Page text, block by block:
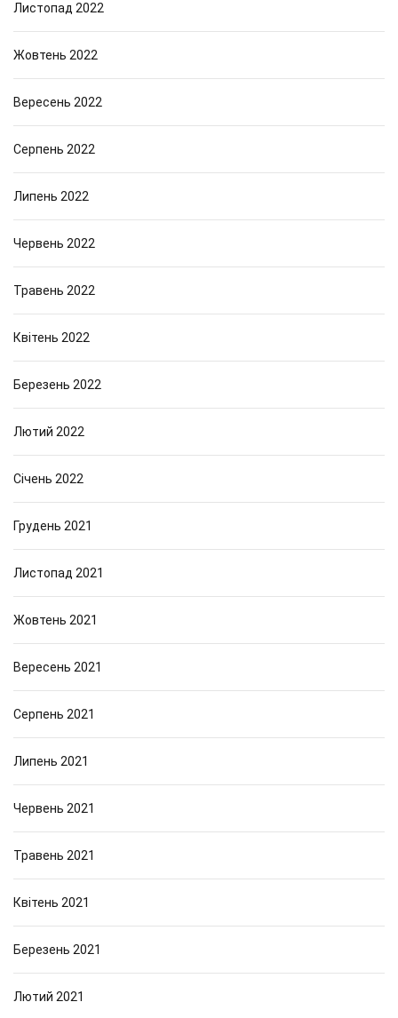
Листопад 2022
Жовтень 2022
Вересень 2022
Серпень 2022
Липень 2022
Червень 2022
Травень 2022
Квітень 2022
Березень 2022
Лютий 2022
Січень 2022
Грудень 2021
Листопад 2021
Жовтень 2021
Вересень 2021
Серпень 2021
Липень 2021
Червень 2021
Травень 2021
Квітень 2021
Березень 2021
Лютий 2021